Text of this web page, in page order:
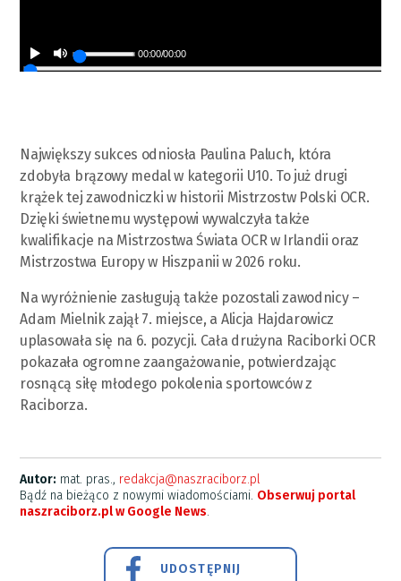
00:00/00:00
Największy sukces odniosła Paulina Paluch, która
zdobyła brązowy medal w kategorii U10. To już drugi
krążek tej zawodniczki w historii Mistrzostw Polski OCR.
Dzięki świetnemu występowi wywalczyła także
kwalifikacje na Mistrzostwa Świata OCR w Irlandii oraz
Mistrzostwa Europy w Hiszpanii w 2026 roku.
Na wyróżnienie zasługują także pozostali zawodnicy –
Adam Mielnik zajął 7. miejsce, a Alicja Hajdarowicz
uplasowała się na 6. pozycji. Cała drużyna Raciborki OCR
pokazała ogromne zaangażowanie, potwierdzając
rosnącą siłę młodego pokolenia sportowców z
Raciborza.
Autor: mat. pras., redakcja@naszraciborz.pl
Bądź na bieżąco z nowymi wiadomościami. Obserwuj portal
naszraciborz.pl w Google News.
UDOSTĘPNIJ